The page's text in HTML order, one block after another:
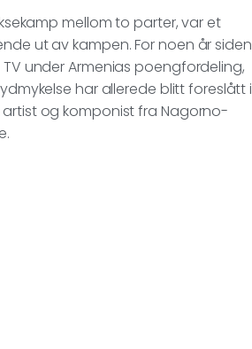
mellom to parter, var et
ut av kampen. For noen år siden
under Armenias poengfordeling,
har allerede blitt foreslått i
og komponist fra Nagorno-